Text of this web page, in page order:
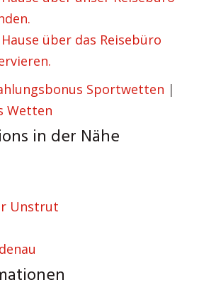
über das Reisebüro
Sportwetten |
Wetten
in der Nähe
Unstrut